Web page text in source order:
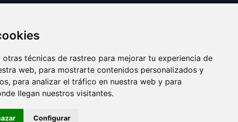
otras técnicas de rastreo para mejorar tu experiencia de
web, para mostrarte contenidos personalizados y
para analizar el tráfico en nuestra web y para
llegan nuestros visitantes.
Configurar